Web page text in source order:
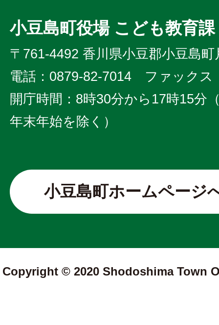
小豆島町役場 こども教育課
〒761-4492 香川県小豆郡小豆島
電話：0879-82-7014 ファックス
開庁時間：8時30分から17時15分
年末年始を除く）
小豆島町ホームページ
Copyright © 2020 Shodoshima Town